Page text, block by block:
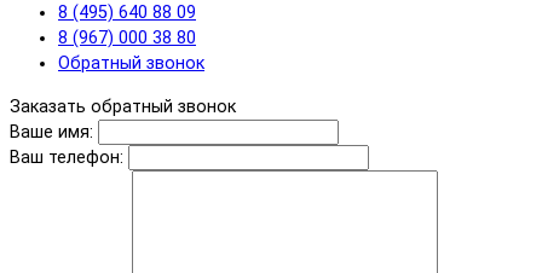
8 (495) 640 88 09
8 (967) 000 38 80
Обратный звонок
Заказать обратный звонок
Ваше имя:
Ваш телефон: